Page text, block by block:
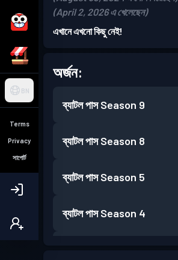
BN
Terms
Privacy
সাপোর্ট
(April 2, 2026 এ খেলেছেন)
এখানে এখনো কিছু নেই!
অর্জন:
ব্যাটল পাস Season 9
ব্যাটল পাস Season 8
ব্যাটল পাস Season 5
ব্যাটল পাস Season 4